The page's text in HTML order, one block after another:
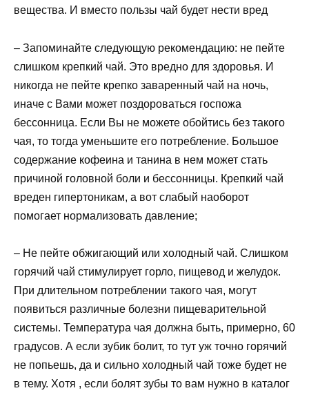
вещества. И вместо пользы чай будет нести вред
– Запоминайте следующую рекомендацию: не пейте
слишком крепкий чай. Это вредно для здоровья. И
никогда не пейте крепко заваренный чай на ночь,
иначе с Вами может поздороваться госпожа
бессонница. Если Вы не можете обойтись без такого
чая, то тогда уменьшите его потребление. Большое
содержание кофеина и танина в нем может стать
причиной головной боли и бессонницы. Крепкий чай
вреден гипертоникам, а вот слабый наоборот
помогает нормализовать давление;
– Не пейте обжигающий или холодный чай. Слишком
горячий чай стимулирует горло, пищевод и желудок.
При длительном потреблении такого чая, могут
появиться различные болезни пищеварительной
системы. Температура чая должна быть, примерно, 60
градусов. А если зубик болит, то тут уж точно горячий
не попьешь, да и сильно холодный чай тоже будет не
в тему. Хотя , если болят зубы то вам нужно в каталог